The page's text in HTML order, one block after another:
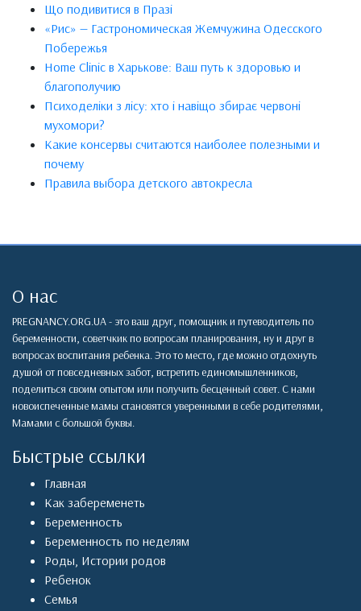
Що подивитися в Празі
«Рис» — Гастрономическая Жемчужина Одесского
Побережья
Home Clinic в Харькове: Ваш путь к здоровью и
благополучию
Психоделіки з лісу: хто і навіщо збирає червоні
мухомори?
Какие консервы считаются наиболее полезными и
почему
Правила выбора детского автокресла
О нас
PREGNANCY.ORG.UA - это ваш друг, помощник и путеводитель по
беременности, советчкик по вопросам планирования, ну и друг в
вопросах воспитания ребенка. Это то место, где можно отдохнуть
душой от повседневных забот, встретить единомышленников,
поделиться своим опытом или получить бесценный совет. С нами
новоиспеченные мамы становятся уверенными в себе родителями,
Мамами с большой буквы.
Быстрые ссылки
Главная
Как забеременеть
Беременность
Беременность по неделям
Роды, Истории родов
Ребенок
Семья